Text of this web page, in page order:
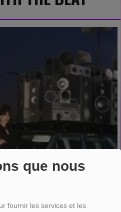
que nous
fournir les services et les